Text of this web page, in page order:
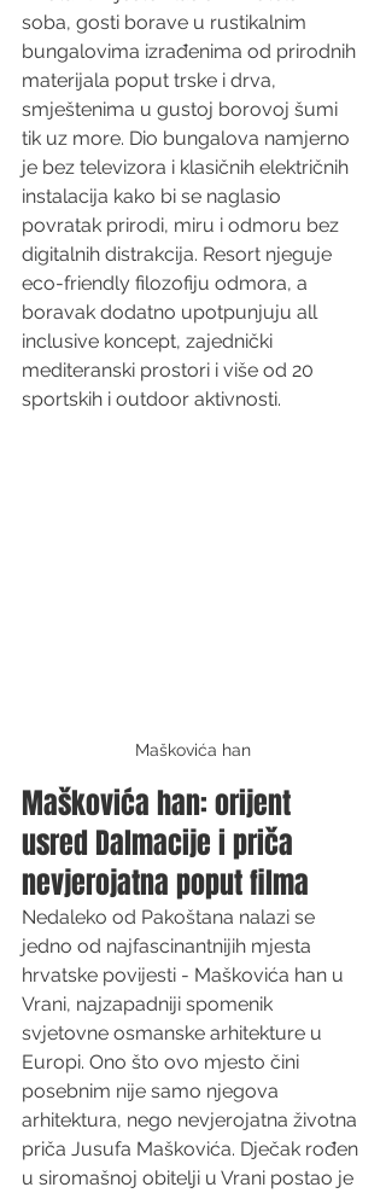
soba, gosti borave u rustikalnim
bungalovima izrađenima od prirodnih
materijala poput trske i drva,
smještenima u gustoj borovoj šumi
tik uz more. Dio bungalova namjerno
je bez televizora i klasičnih električnih
instalacija kako bi se naglasio
povratak prirodi, miru i odmoru bez
digitalnih distrakcija. Resort njeguje
eco-friendly filozofiju odmora, a
boravak dodatno upotpunjuju all
inclusive koncept, zajednički
mediteranski prostori i više od 20
sportskih i outdoor aktivnosti.
Maškovića han
Maškovića han: orijent
usred Dalmacije i priča
nevjerojatna poput filma
Nedaleko od Pakoštana nalazi se
jedno od najfascinantnijih mjesta
hrvatske povijesti - Maškovića han u
Vrani, najzapadniji spomenik
svjetovne osmanske arhitekture u
Europi. Ono što ovo mjesto čini
posebnim nije samo njegova
arhitektura, nego nevjerojatna životna
priča Jusufa Maškovića. Dječak rođen
u siromašnoj obitelji u Vrani postao je